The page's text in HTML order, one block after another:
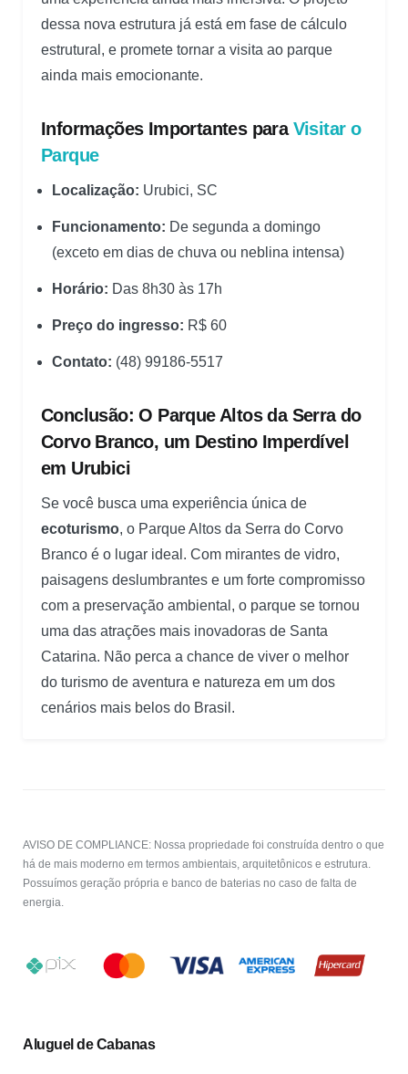
dessa nova estrutura já está em fase de cálculo
estrutural, e promete tornar a visita ao parque
ainda mais emocionante.
Informações Importantes paraVisitar o
Parque
Localização: Urubici, SC
Funcionamento: De segunda a domingo
(exceto em dias de chuva ou neblina intensa)
Horário: Das 8h30 às 17h
Preço do ingresso: R$ 60
Contato: (48) 99186-5517
Conclusão: O Parque Altos da Serra do
Corvo Branco, um Destino Imperdível
em Urubici
Se você busca uma experiência única de
ecoturismo, o Parque Altos da Serra do Corvo
Branco é o lugar ideal. Com mirantes de vidro,
paisagens deslumbrantes e um forte compromisso
com a preservação ambiental, o parque se tornou
uma das atrações mais inovadoras de Santa
Catarina. Não perca a chance de viver o melhor
do turismo de aventura e natureza em um dos
cenários mais belos do Brasil.
AVISO DE COMPLIANCE: Nossa propriedade foi construída dentro o que
há de mais moderno em termos ambientais, arquitetônicos e estrutura.
Possuímos geração própria e banco de baterias no caso de falta de
energia.
Aluguel de Cabanas